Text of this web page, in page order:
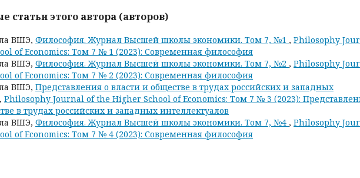
статьи этого автора (авторов)
ВШЭ, Философия. Журнал Высшей школы экономики. Том 7, №1 , Philosophy
of Economics: Том 7 № 1 (2023): Современная философия
ВШЭ, Философия. Журнал Высшей школы экономики. Том 7, №2 , Philosophy
of Economics: Том 7 № 2 (2023): Современная философия
ВШЭ, Представления о власти и обществе в трудах российских и западных
, Philosophy Journal of the Higher School of Economics: Том 7 № 3 (2023):
в трудах российских и западных интеллектуалов
ВШЭ, Философия. Журнал Высшей школы экономики. Том 7, №4 , Philosophy
of Economics: Том 7 № 4 (2023): Современная философия